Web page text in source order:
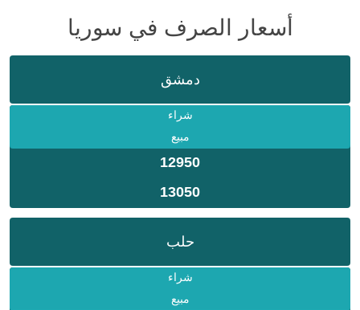
أسعار الصرف في سوريا
دمشق
شراء
مبيع
12950
13050
حلب
شراء
مبيع